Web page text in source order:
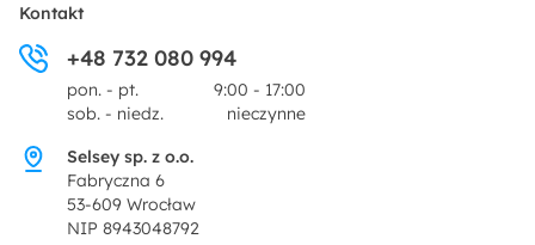
Dekoracje i akcesoria
Promocje
Zwroty
Pytania i odpowiedzi
O nas
Centrum prasowe
Regulamin
Kontakt
+48 732 080 994
pon. - pt.
9:00 - 17:00
sob. - niedz.
nieczynne
Selsey sp. z o.o.
Fabryczna 6
53-609 Wrocław
NIP 8943048792